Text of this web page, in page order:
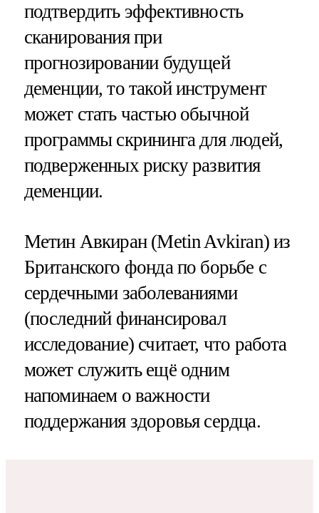
подтвердить эффективность
сканирования при
прогнозировании будущей
деменции, то такой инструмент
может стать частью обычной
программы скрининга для людей,
подверженных риску развития
деменции.
Метин Авкиран (Metin Avkiran) из
Британского фонда по борьбе с
сердечными заболеваниями
(последний финансировал
исследование) считает, что работа
может служить ещё одним
напоминаем о важности
поддержания здоровья сердца.